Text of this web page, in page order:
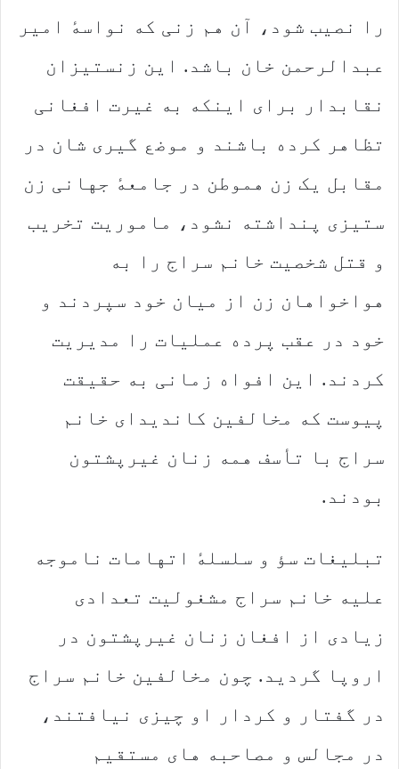
را نصیب شود، آن هم زنی که نواسهٔ امیر
عبدالرحمن خان باشد. این زنستیزان
نقابدار برای اینکه به غیرت افغانی
تظاهر کرده باشند و موضع گیری شان در
مقابل یک زن هموطن در جامعهٔ جهانی زن
ستیزی پنداشته نشود، ماموریت تخریب
و قتل شخصیت خانم سراج را به
هواخواهان زن از میان خود سپردند و
خود در عقب پرده عملیات را مدیریت
کردند. این افواه زمانی به حقیقت
پیوست که مخالفین کاندیدای خانم
سراج با تأسف همه زنان غیرپشتون
بودند.
تبلیغات سؤ و سلسلهٔ اتهامات ناموجه
علیه خانم سراج مشغولیت تعدادی
زیادی از افغان زنان غیرپشتون در
اروپا گردید. چون مخالفین خانم سراج
در گفتار و کردار او چیزی نیافتند،
در مجالس و مصاحبه های مستقیم